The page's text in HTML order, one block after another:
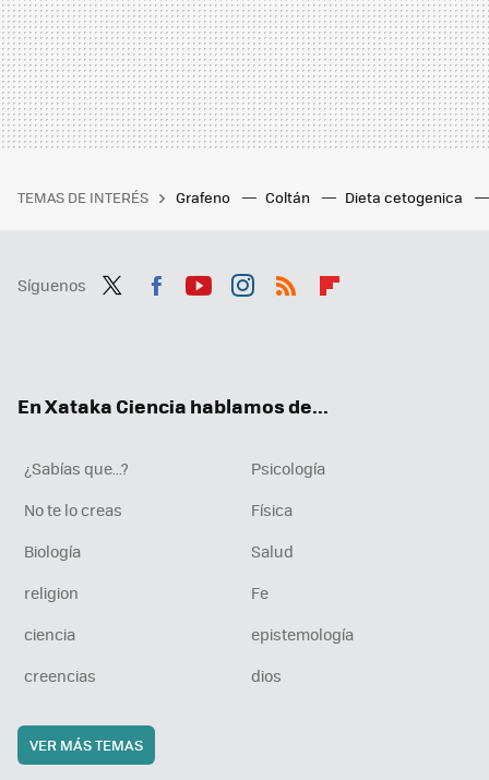
TEMAS DE INTERÉS Grafeno Coltán Dieta cetogenica
Síguenos
En Xataka Ciencia hablamos de...
¿Sabías que...?
Psicología
No te lo creas
Física
Biología
Salud
religion
Fe
ciencia
epistemología
creencias
dios
VER MÁS TEMAS